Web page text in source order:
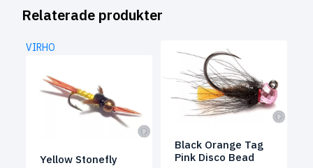
Relaterade produkter
VIRHO
Yellow Stonefly
Black Orange Tag
Pink Disco Bead